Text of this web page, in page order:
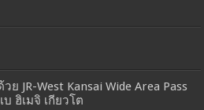
ย JR-West Kansai Wide Area Pass
บ ฮิเมจิ เกียวโต